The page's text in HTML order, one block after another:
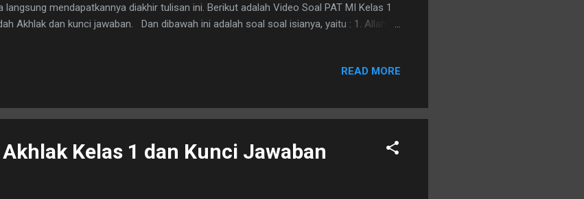
langsung mendapatkannya diakhir tulisan ini. Berikut adalah Video Soal PAT MI Kelas 1
Akhlak dan kunci jawaban. Dan dibawah ini adalah soal soal isianya, yaitu : 1. Allah
pada hari kiamat adalah rukun iman yang ke …. 5. Semua takdir dari Allah harus
Berkatalah yang baik atau …. 9. Ketika berbicara...
READ MORE
Kelas 1 dan Kunci Jawaban